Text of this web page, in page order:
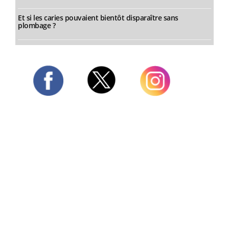
Et si les caries pouvaient bientôt disparaître sans
plombage ?